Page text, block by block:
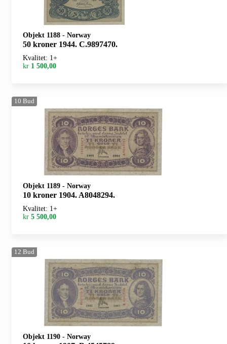
Objekt 1188 - Norway
50 kroner 1944. C.9897470.
Kvalitet: 1+
kr 1 500,00
10 Bud
Objekt 1189 - Norway
10 kroner 1904. A8048294.
Kvalitet: 1+
kr 5 500,00
12 Bud
Objekt 1190 - Norway